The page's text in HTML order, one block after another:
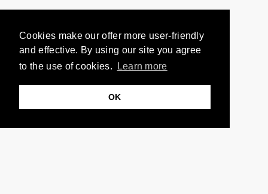
Cookies make our offer more user-friendly
and effective. By using our site you agree
to the use of cookies.
Learn more
OK